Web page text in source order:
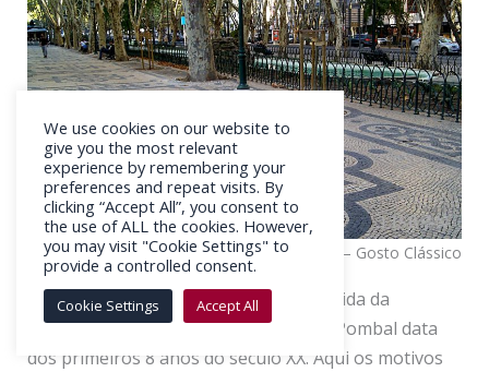
Calçada Portuguesa – Avenida da Liberdade – Gosto Clássico
A segunda fase de construção da Avenida da
Liberdade até à Praça do Marquês de Pombal data
dos primeiros 8 anos do século XX. Aqui os motivos
We use cookies on our website to
give you the most relevant
experience by remembering your
preferences and repeat visits. By
clicking “Accept All”, you consent to
the use of ALL the cookies. However,
you may visit "Cookie Settings" to
provide a controlled consent.
Cookie Settings Accept All